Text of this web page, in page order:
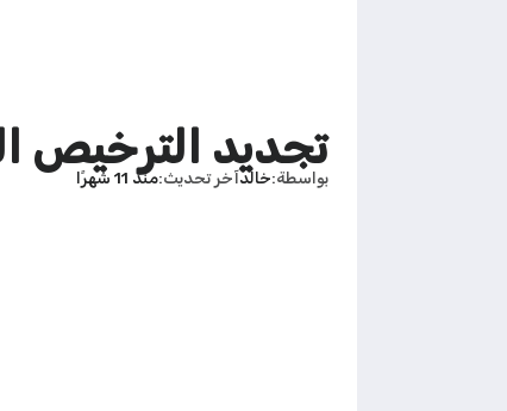
تجديد الترخيص
بواسطة خالدآخر تحديث منذ 11 شهرًا